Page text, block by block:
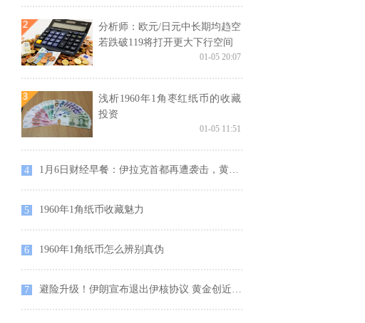
分析师：欧元/日元中长期均趋空
若跌破119将打开更大下行空间
01-05 20:07
浅析1960年1角枣红纸币的收藏
投资
01-05 11:51
4 1月6日财经早餐：伊拉克首都再遭袭击，黄金暴涨36美元，创逾六年半新高
5 1960年1角纸币收藏魅力
6 1960年1角纸币怎么辨别真伪
7 避险升级！伊朗宣布退出伊核协议 黄金创近七年新高 日元持续上涨